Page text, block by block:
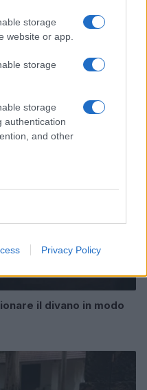
storage
website or app.
storage
storage
authentication
and other
Privacy Policy
più elegante della
il divano in modo